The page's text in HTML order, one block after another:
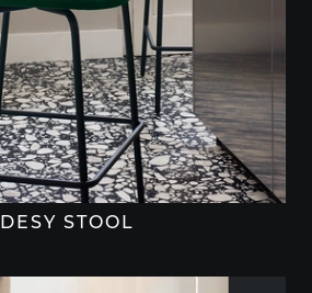
DESY STOOL